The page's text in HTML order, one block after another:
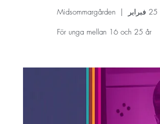
  |
Midsommargården
För unga mellan 16 och 25 år